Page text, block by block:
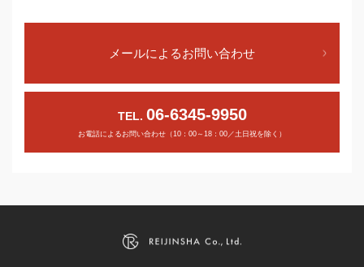
メールによるお問い合わせ
TEL. 06-6345-9950
お電話によるお問い合わせ（10：00～18：00／土日祝を除く）